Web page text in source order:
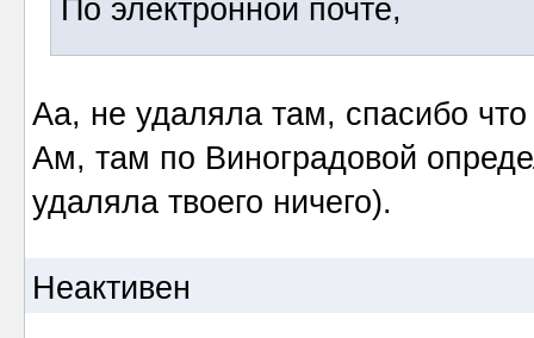
По электронной почте,
Аа, не удаляла там, спасибо
Ам, там по Виноградовой
удаляла твоего ничего).
Неактивен